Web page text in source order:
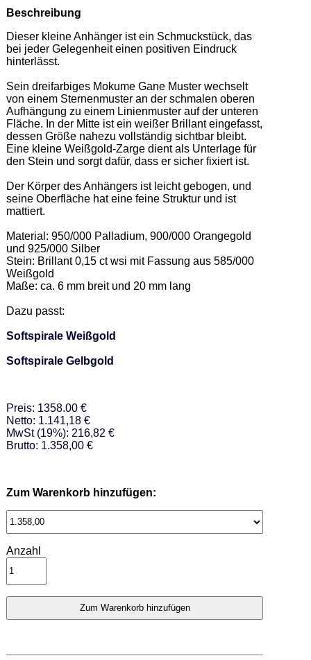
Beschreibung
Dieser kleine Anhänger ist ein Schmuckstück, das
bei jeder Gelegenheit einen positiven Eindruck
hinterlässt.
Sein dreifarbiges Mokume Gane Muster wechselt
von einem Sternenmuster an der schmalen oberen
Aufhängung zu einem Linienmuster auf der unteren
Fläche. In der Mitte ist ein weißer Brillant eingefasst,
dessen Größe nahezu vollständig sichtbar bleibt.
Eine kleine Weißgold-Zarge dient als Unterlage für
den Stein und sorgt dafür, dass er sicher fixiert ist.
Der Körper des Anhängers ist leicht gebogen, und
seine Oberfläche hat eine feine Struktur und ist
mattiert.
Material: 950/000 Palladium, 900/000 Orangegold
und 925/000 Silber
Stein: Brillant 0,15 ct wsi mit Fassung aus 585/000
Weißgold
Maße: ca. 6 mm breit und 20 mm lang
Dazu passt:
Softspirale Weißgold
Softspirale Gelbgold
Preis: 1358.00 €
Netto: 1.141,18 €
MwSt (19%): 216,82 €
Brutto: 1.358,00 €
Zum Warenkorb hinzufügen:
Anzahl